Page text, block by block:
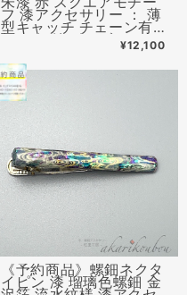
フ 漆アクセサリー ： 薄
型キャッチ チェーン有
無 ２個付 ピンブローチ
¥12,100
《予約商品》螺鈿ネクタ
イピン 漆 瑠璃色螺鈿 金